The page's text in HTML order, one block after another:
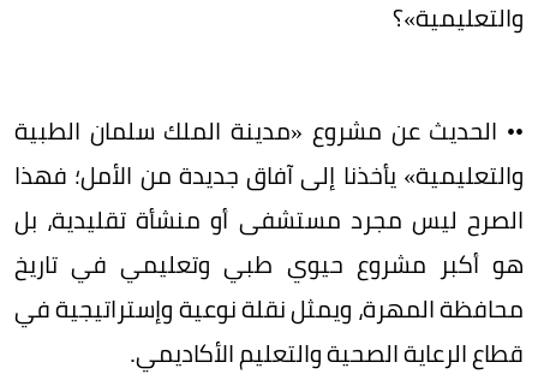
والتعليمية»؟
•• الحديث عن مشروع «مدينة الملك سلمان الطبية
والتعليمية» يأخذنا إلى آفاق جديدة من الأمل؛ فهذا
الصرح ليس مجرد مستشفى أو منشأة تقليدية، بل
هو أكبر مشروع حيوي طبي وتعليمي في تاريخ
محافظة المهرة، ويمثل نقلة نوعية وإستراتيجية في
قطاع الرعاية الصحية والتعليم الأكاديمي.